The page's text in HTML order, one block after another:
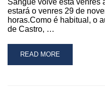
estará o venres 29 de
horas.Como é habitual, o
de Castro, …
READ
MORE
READ MORE